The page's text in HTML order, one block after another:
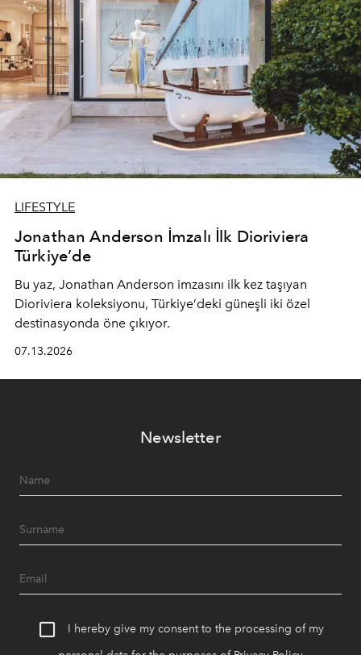
LIFESTYLE
Jonathan Anderson İmzalı İlk Dioriviera
Türkiye’de
Bu yaz, Jonathan Anderson imzasını ilk kez taşıyan
Dioriviera koleksiyonu, Türkiye’deki güneşli iki özel
destinasyonda öne çıkıyor.
07.13.2026
Newsletter
I hereby give my consent to the processing of my